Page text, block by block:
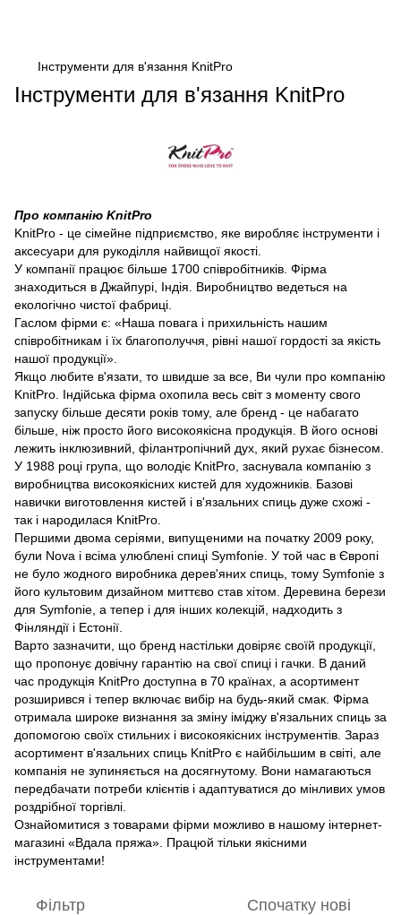
Інструменти для в'язання KnitPro
Інструменти для в'язання KnitPro
Про компанію KnitPro
KnitPro - це сімейне підприємство, яке виробляє інструменти і
аксесуари для рукоділля найвищої якості.
У компанії працює більше 1700 співробітників. Фірма
знаходиться в Джайпурі, Індія. Виробництво ведеться на
екологічно чистої фабриці.
Гаслом фірми є: «Наша повага і прихильність нашим
співробітникам і їх благополуччя, рівні нашої гордості за якість
нашої продукції».
Якщо любите в'язати, то швидше за все, Ви чули про компанію
KnitPro. Індійська фірма охопила весь світ з моменту свого
запуску більше десяти років тому, але бренд - це набагато
більше, ніж просто його високоякісна продукція. В його основі
лежить інклюзивний, філантропічний дух, який рухає бізнесом.
У 1988 році група, що володіє KnitPro, заснувала компанію з
виробництва високоякісних кистей для художників. Базові
навички виготовлення кистей і в'язальних спиць дуже схожі -
так і народилася KnitPro.
Першими двома серіями, випущеними на початку 2009 року,
були Nova і всіма улюблені спиці Symfonie. У той час в Європі
не було жодного виробника дерев'яних спиць, тому Symfonie з
його культовим дизайном миттєво став хітом. Деревина берези
для Symfonie, а тепер і для інших колекцій, надходить з
Фінляндії і Естонії.
Варто зазначити, що бренд настільки довіряє своїй продукції,
що пропонує довічну гарантію на свої спиці і гачки. В даний
час продукція KnitPro доступна в 70 країнах, а асортимент
розширився і тепер включає вибір на будь-який смак. Фірма
отримала широке визнання за зміну іміджу в'язальних спиць за
допомогою своїх стильних і високоякісних інструментів. Зараз
асортимент в'язальних спиць KnitPro є найбільшим в світі, але
компанія не зупиняється на досягнутому. Вони намагаються
передбачати потреби клієнтів і адаптуватися до мінливих умов
роздрібної торгівлі.
Ознайомитися з товарами фірми можливо в нашому інтернет-
магазині «Вдала пряжа». Працюй тільки якісними
інструментами!
Фільтр Спочатку нові